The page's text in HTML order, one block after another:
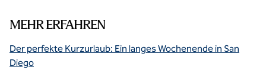
MEHR ERFAHREN
Der perfekte Kurzurlaub: Ein langes Wochenende in San
Diego